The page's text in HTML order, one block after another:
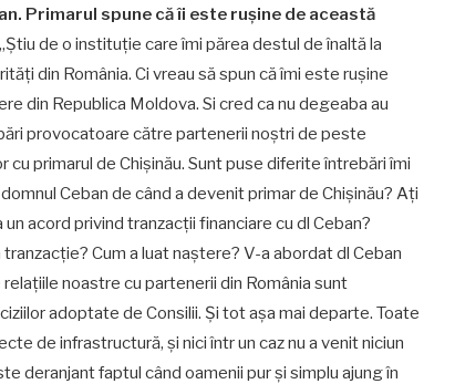
Primarul spune că îi este rușine de această
„Știu de o instituție care îmi părea destul de înaltă la
din România. Ci vreau să spun că îmi este rușine
din Republica Moldova. Si cred ca nu degeaba au
provocatoare către partenerii noștri de peste
primarul de Chișinău. Sunt puse diferite întrebări îmi
Ceban de când a devenit primar de Chișinău? Ați
acord privind tranzacții financiare cu dl Ceban?
Cum a luat naștere? V-a abordat dl Ceban
noastre cu partenerii din România sunt
adoptate de Consilii. Și tot așa mai departe. Toate
de infrastructură, și nici într un caz nu a venit niciun
deranjant faptul când oamenii pur și simplu ajung în